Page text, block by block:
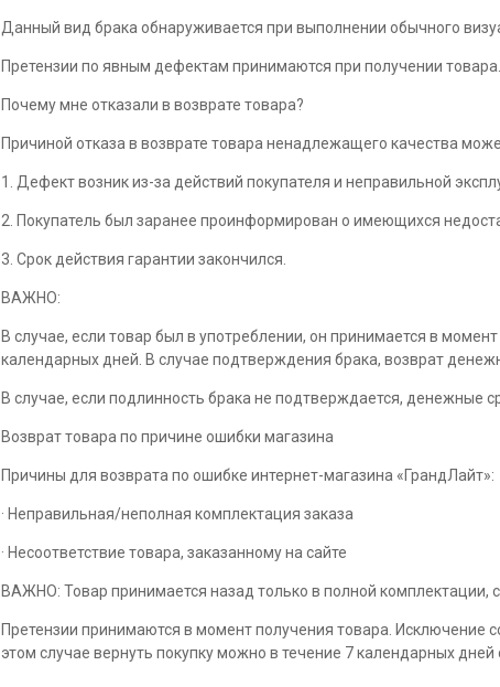
Данный вид брака обнаруживается при выполнении обычного
Претензии по явным дефектам принимаются при получении товара.
Почему мне отказали в возврате товара?
Причиной отказа в возврате товара ненадлежащего качества
1. Дефект возник из-за действий покупателя и неправильной
2. Покупатель был заранее проинформирован о имеющихся
3. Срок действия гарантии закончился.
ВАЖНО:
В случае, если товар был в употреблении, он принимается в
календарных дней. В случае подтверждения брака, возврат
В случае, если подлинность брака не подтверждается, денежные
Возврат товара по причине ошибки магазина
Причины для возврата по ошибке интернет-магазина «ГрандЛайт»:
· Неправильная/неполная комплектация заказа
· Несоответствие товара, заказанному на сайте
ВАЖНО: Товар принимается назад только в полной комплектации,
Претензии принимаются в момент получения товара. Исключение
этом случае вернуть покупку можно в течение 7 календарных